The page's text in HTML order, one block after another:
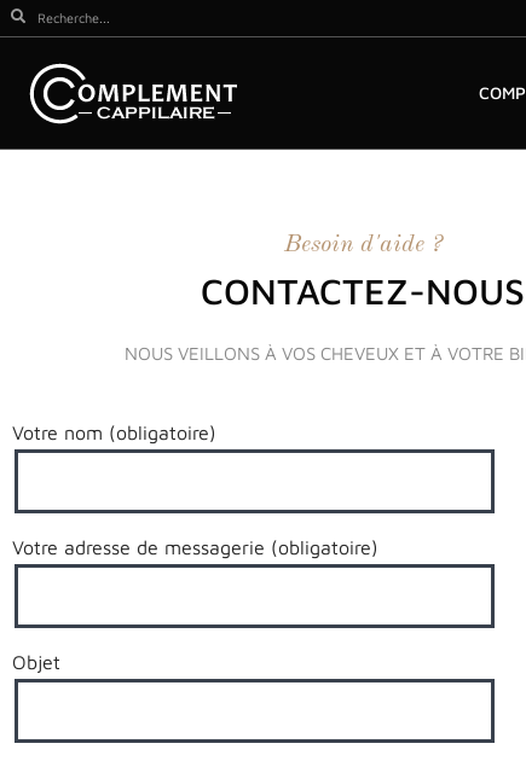
Besoin d'aide ?
CONTACTEZ-NOUS
NOUS VEILLONS À VOS CHEVEUX ET À VOTRE
Votre nom (obligatoire)
Votre adresse de messagerie (obligatoire)
Objet